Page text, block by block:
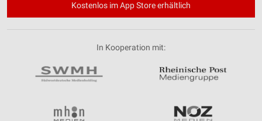
Kostenlos im App Store erhältlich
In Kooperation mit: